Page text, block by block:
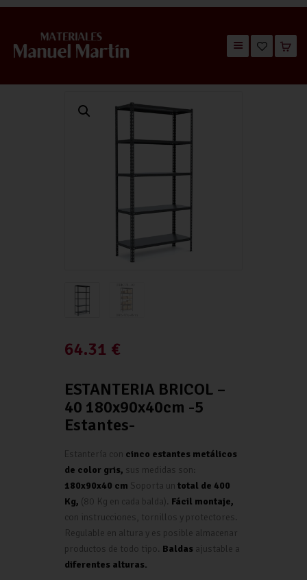
CATÁLOGOS
QUIÉNES SOMOS
64.31 €
ESTANTERIA BRICOL –
40 180x90x40cm -5
Estantes-
Estantería con cinco estantes metálicos
de color gris, sus medidas son:
180x90x40 cm Soporta un total de 400
Kg, (80 Kg en cada balda). Fácil montaje,
con instrucciones, tornillos y protectores.
Regulable en altura y es posible almacenar
productos de todo tipo. Baldas ajustable a
diferentes alturas.